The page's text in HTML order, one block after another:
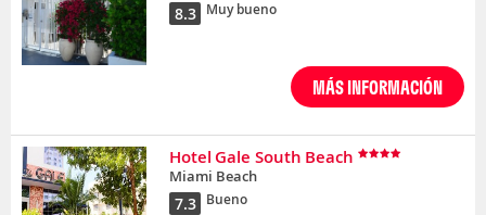
8.3 Muy bueno
MÁS INFORMACIÓN
Hotel Gale South Beach
Miami Beach
7.3 Bueno